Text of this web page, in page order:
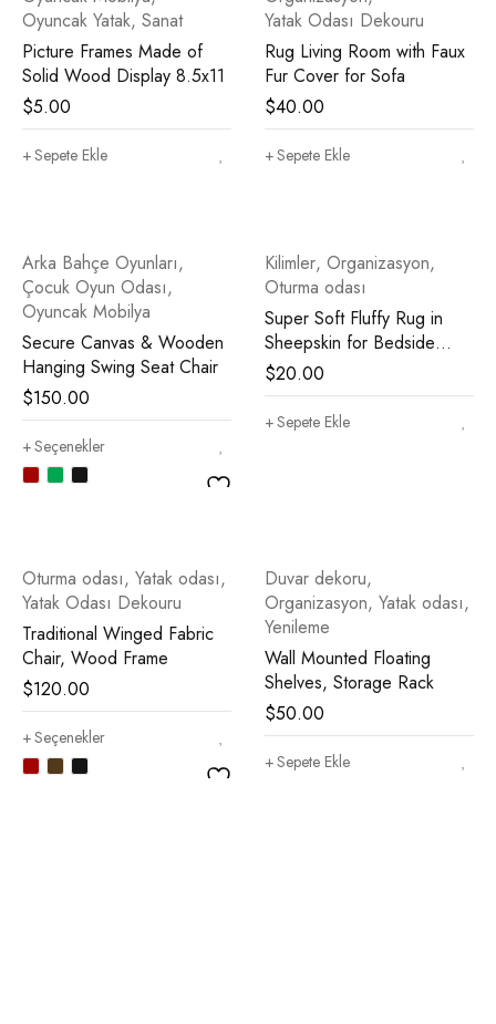
Oyuncak Yatak, Sanat
Picture Frames Made of
Solid Wood Display 8.5x11
$5.00
Sepete Ekle
Yatak Odası Dekouru
Rug Living Room with Faux
Fur Cover for Sofa
$40.00
Sepete Ekle
Arka Bahçe Oyunları,
Çocuk Oyun Odası,
Oyuncak Mobilya
Secure Canvas & Wooden
Hanging Swing Seat Chair
$150.00
Seçenekler
Kilimler, Organizasyon,
Oturma odası
Super Soft Fluffy Rug in
Sheepskin for Bedside
Sofa
$20.00
Sepete Ekle
Oturma odası, Yatak odası,
Yatak Odası Dekouru
Traditional Winged Fabric
Chair, Wood Frame
$120.00
Seçenekler
Duvar dekoru,
Organizasyon, Yatak odası,
Yenileme
Wall Mounted Floating
Shelves, Storage Rack
$50.00
Sepete Ekle